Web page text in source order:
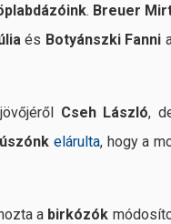
. Breuer
és Botyánszki Fanni
Cseh László,
úszónk elárulta, hogy a
a birkózók